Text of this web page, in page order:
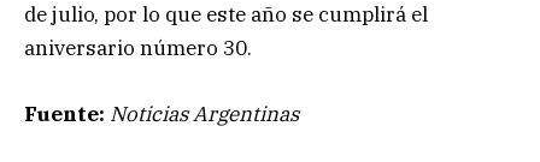
de julio, por lo que este año se cumplirá el
aniversario número 30.
Fuente: Noticias Argentinas